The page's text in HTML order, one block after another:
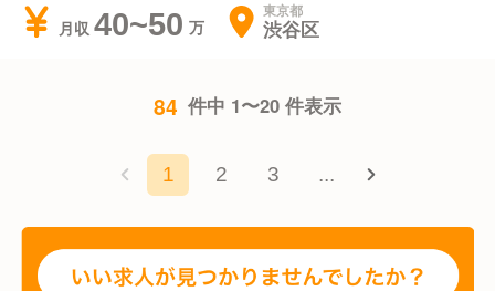
月収 40~50 東京都
渋谷区
84 件中 1〜20 件表示
1 2 3 ...